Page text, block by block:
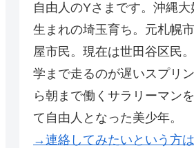
自由人のYさまです。沖縄大
生まれの埼玉育ち。元札幌
屋市民。現在は世田谷区民
学まで走るのが遅いスプリ
ら朝まで働くサラリーマン
て自由人となった美少年。
→連絡してみたいという方